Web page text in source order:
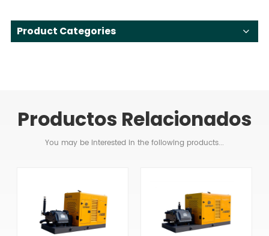
Product Categories
Productos Relacionados
You may be interested in the following products...